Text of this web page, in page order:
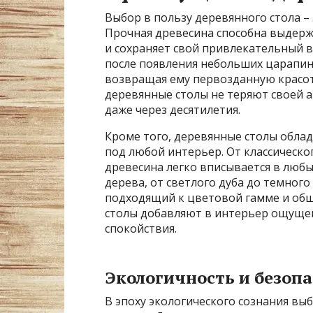
Выбор в пользу деревянного стола
Прочная древесина способна
и сохраняет свой
после появления небольших
возвращая ему первозданную
деревянные столы не теряют своей
даже через десятилетия.
Кроме того, деревянные столы
под любой интерьер. От
древесина легко вписывается в
дерева, от светлого дуба до
подходящий к цветовой гамме и
столы добавляют в интерьер
спокойствия.
Экологичность и
В эпоху экологического сознания